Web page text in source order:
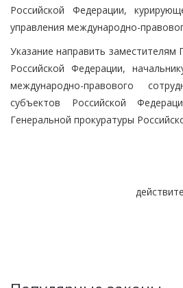
Российской Федерации,
управления международно-
Указание направить заместителям
Российской Федерации,
международно-правового
субъектов Российской
Генеральной прокуратуры